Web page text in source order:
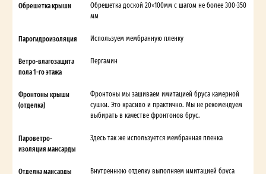
Обрешетка крыши
Обрешетка доской 20×100мм с шагом не более 300-350
мм
Парогидроизоляция Используем мембранную пленку
Ветро-влагозащита
пола 1-го этажа
Пергамин
Фронтоны крыши
(отделка)
Фронтоны мы зашиваем имитацией бруса камерной
сушки. Это красиво и практично. Мы не рекомендуем
выбирать в качестве фронтонов брус.
Пароветро-
изоляция мансарды
Здесь так же используется мембранная пленка
Отделка мансарды
Внутреннюю отделку выполняем имитацией бруса